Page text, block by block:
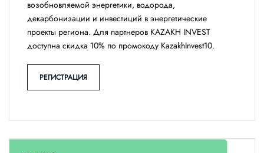
возобновляемой энергетики, водорода,
декарбонизации и инвестиций в энергетические
проекты региона. Для партнеров KAZAKH INVEST
доступна скидка 10% по промокоду KazakhInvest10.
РЕГИСТРАЦИЯ